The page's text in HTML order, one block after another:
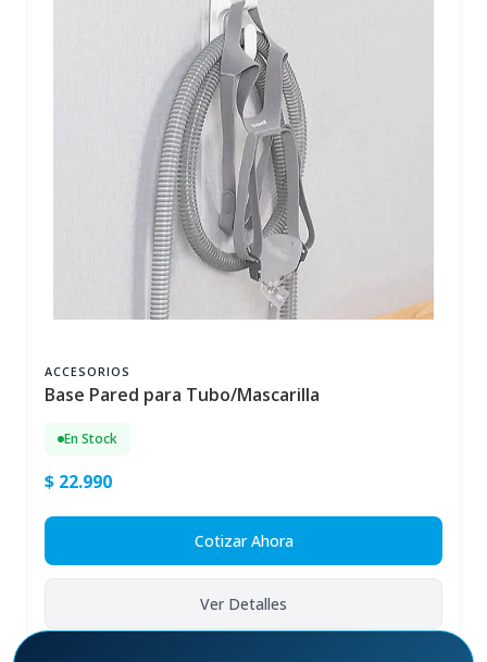
ACCESORIOS
Base Pared para Tubo/Mascarilla
En Stock
$ 22.990
Cotizar Ahora
Ver Detalles